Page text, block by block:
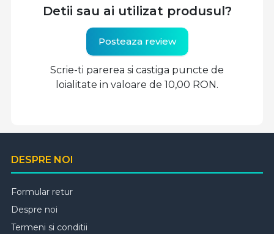
Detii sau ai utilizat produsul?
Posteaza review
Scrie-ti parerea si castiga puncte de
loialitate in valoare de 10,00 RON.
DESPRE NOI
Formular retur
Despre noi
Termeni si conditii